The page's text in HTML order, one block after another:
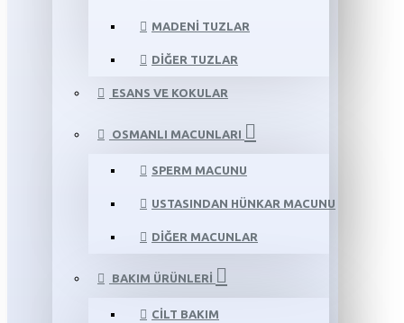
MADENI TUZLAR
DIĞER TUZLAR
ESANS VE KOKULAR
OSMANLI MACUNLARI
SPERM MACUNU
USTASINDAN HÜNKAR MACUNU
DIĞER MACUNLAR
BAKIM ÜRÜNLERI
CILT BAKIM